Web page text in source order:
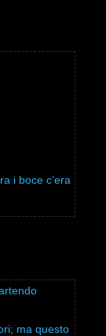
i boce c’era
ma questo